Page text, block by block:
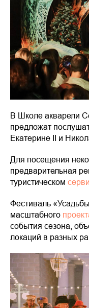
В Школе акварели
предложат
Екатерине II и
Для посещения
предварительная
туристическом
Фестиваль
масштабного
события сезона,
локаций в разных